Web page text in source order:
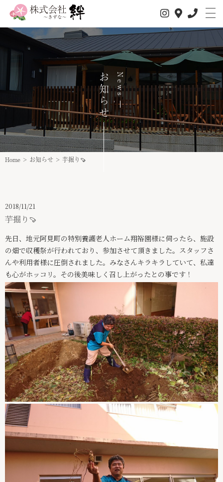
私たちについて
サービス内容
1日の流れ
求人情報
絆ブログ
お問い合わせ
パンフレット
029-875-6247
News
お知らせ
Home > お知らせ > 芋掘り🍠
2018/11/21
芋掘り🍠
先日、地元阿見町の特別養護老人ホーム翔裕園様に伺ったら、施設
の畑で収穫祭が行われており、参加させて頂きました。スタッフさ
んや利用者様に圧倒されました。みなさんキラキラしていて、私達
も心がホッコリ。その後美味しく召し上がったとの事です！